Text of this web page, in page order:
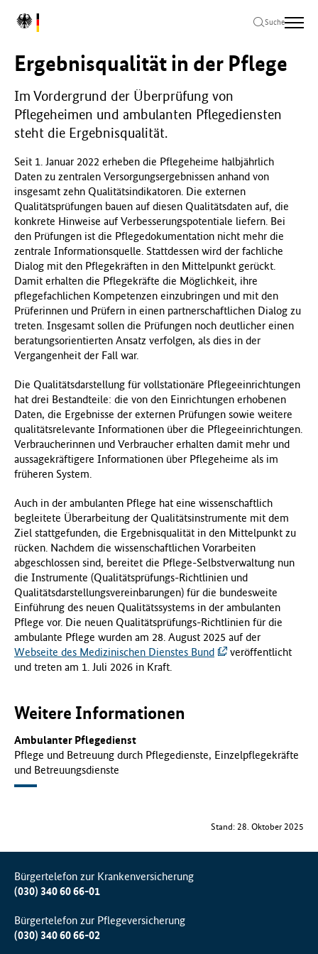
Hauptinhalt
springen
Hauptnavigation
springen
Seitenende
springen
L
o
u
n
d
e
m
i
n
i
s
t
e
r
i
u
m
f
ü
r
G
e
s
u
n
d
h
e
t
(
B
M
G
)
Suche
Ergebnisqualität in der Pflege
Im Vordergrund der Überprüfung von
Pflegeheimen und ambulanten Pflegediensten
steht die Ergebnisqualität.
Seit 1. Januar 2022 erheben die Pflegeheime halbjährlich
Daten zu zentralen Versorgungsergebnissen anhand von
insgesamt zehn Qualitätsindikatoren. Die externen
Qualitätsprüfungen bauen auf diesen Qualitätsdaten auf, die
konkrete Hinweise auf Verbesserungspotentiale liefern. Bei
den Prüfungen ist die Pflegedokumentation nicht mehr die
zentrale Informationsquelle. Stattdessen wird der fachliche
Dialog mit den Pflegekräften in den Mittelpunkt gerückt.
Damit erhalten die Pflegekräfte die Möglichkeit, ihre
pflegefachlichen Kompetenzen einzubringen und mit den
Prüferinnen und Prüfern in einen partnerschaftlichen Dialog zu
treten. Insgesamt sollen die Prüfungen noch deutlicher einen
beratungsorientierten Ansatz verfolgen, als dies in der
Vergangenheit der Fall war.
Die Qualitätsdarstellung für vollstationäre Pflegeeinrichtungen
hat drei Bestandteile: die von den Einrichtungen erhobenen
Daten, die Ergebnisse der externen Prüfungen sowie weitere
qualitätsrelevante Informationen über die Pflegeeinrichtungen.
Verbraucherinnen und Verbraucher erhalten damit mehr und
aussagekräftigere Informationen über Pflegeheime als im
früheren System.
Auch in der ambulanten Pflege hat eine wissenschaftlich
begleitete Überarbeitung der Qualitätsinstrumente mit dem
Ziel stattgefunden, die Ergebnisqualität in den Mittelpunkt zu
rücken. Nachdem die wissenschaftlichen Vorarbeiten
abgeschlossen sind, bereitet die Pflege-Selbstverwaltung nun
die Instrumente (Qualitätsprüfungs-Richtlinien und
Qualitätsdarstellungsvereinbarungen) für die bundesweite
Einführung des neuen Qualitätssystems in der ambulanten
Pflege vor. Die neuen Qualitätsprüfungs-Richtlinien für die
ambulante Pflege wurden am 28. August 2025 auf der
Webseite des Medizinischen Dienstes Bund
veröffentlicht
und treten am 1. Juli 2026 in Kraft.
Weitere Informationen
Ambulanter Pflegedienst
Pflege und Betreuung durch Pflegedienste, Einzelpflegekräfte
und Betreuungsdienste
Stand: 28. Oktober 2025
Bürgertelefon zur Krankenversicherung
(030) 340 60 66-01
Bürgertelefon zur Pflegeversicherung
(030) 340 60 66-02